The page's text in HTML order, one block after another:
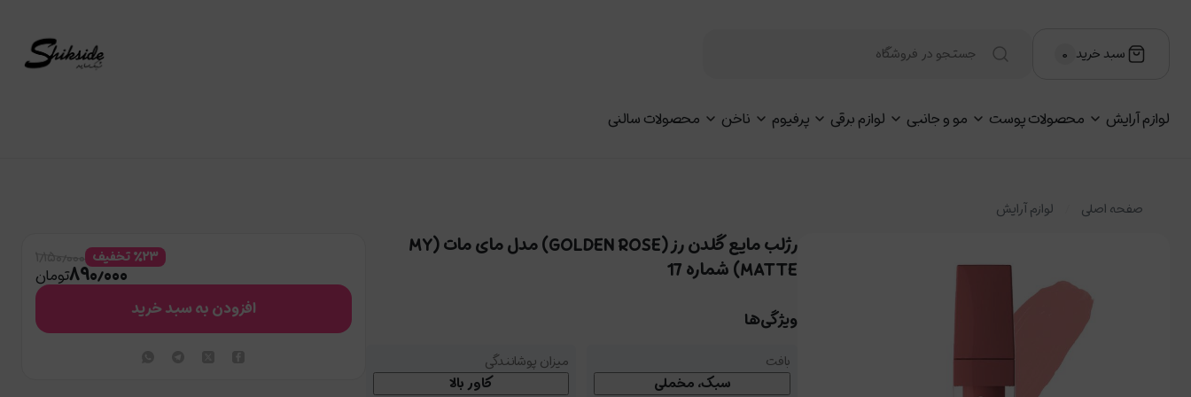
سبد خرید ۰
لوازم آرایش محصولات پوست مو و جانبی لوازم برقی پرفیوم ناخن محصولات سالنی
صفحه اصلی لوازم آرایش
رژلب مایع گلدن رز (GOLDEN ROSE) مدل مای مات (MY
MATTE) شماره 17
ویژگی‌ها
بافت
سبک، مخملی
میزان پوشانندگی
کاور بالا
%۲۳ تخفیف
۸۹۰٫۰۰۰تومان
افزودن به سبد خرید